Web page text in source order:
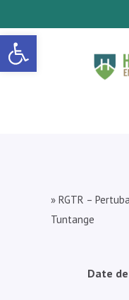
Ouvrir la barre d’outils
» RGTR –
Tuntange
Date